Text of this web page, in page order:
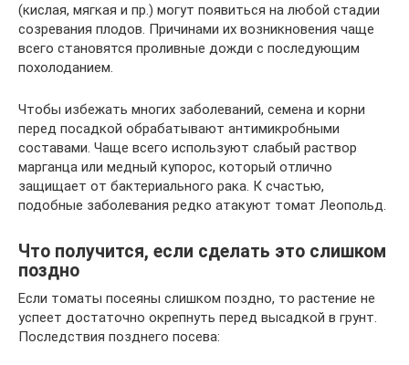
(кислая, мягкая и пр.) могут появиться на любой стадии
созревания плодов. Причинами их возникновения чаще
всего становятся проливные дожди с последующим
похолоданием.
Чтобы избежать многих заболеваний, семена и корни
перед посадкой обрабатывают антимикробными
составами. Чаще всего используют слабый раствор
марганца или медный купорос, который отлично
защищает от бактериального рака. К счастью,
подобные заболевания редко атакуют томат Леопольд.
Что получится, если сделать это слишком
поздно
Если томаты посеяны слишком поздно, то растение не
успеет достаточно окрепнуть перед высадкой в грунт.
Последствия позднего посева: